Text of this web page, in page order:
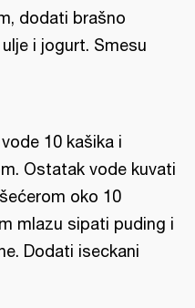
dodati brašno
i jogurt. Smesu
10 kašika i
Ostatak vode kuvati
oko 10
mlazu sipati puding i
Dodati iseckani